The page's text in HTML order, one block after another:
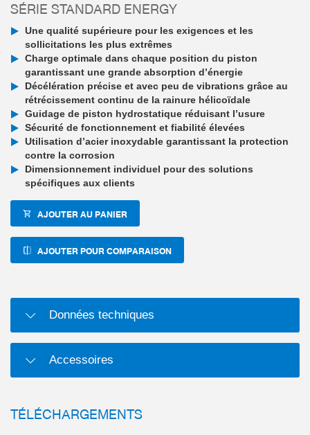
SÉRIE STANDARD ENERGY
Une qualité supérieure pour les exigences et les
sollicitations les plus extrêmes
Charge optimale dans chaque position du piston
garantissant une grande absorption d’énergie
Décélération précise et avec peu de vibrations grâce au
rétrécissement continu de la rainure hélicoïdale
Guidage de piston hydrostatique réduisant l’usure
Sécurité de fonctionnement et fiabilité élevées
Utilisation d’acier inoxydable garantissant la protection
contre la corrosion
Dimensionnement individuel pour des solutions
spécifiques aux clients
AJOUTER AU PANIER
AJOUTER POUR COMPARAISON
Données techniques
Accessoires
TÉLÉCHARGEMENTS